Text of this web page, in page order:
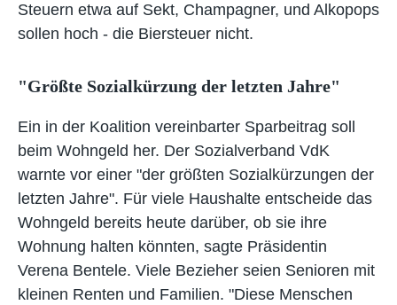
Steuern etwa auf Sekt, Champagner, und Alkopops
sollen hoch - die Biersteuer nicht.
"Größte Sozialkürzung der letzten Jahre"
Ein in der Koalition vereinbarter Sparbeitrag soll
beim Wohngeld her. Der Sozialverband VdK
warnte vor einer "der größten Sozialkürzungen der
letzten Jahre". Für viele Haushalte entscheide das
Wohngeld bereits heute darüber, ob sie ihre
Wohnung halten könnten, sagte Präsidentin
Verena Bentele. Viele Bezieher seien Senioren mit
kleinen Renten und Familien. "Diese Menschen